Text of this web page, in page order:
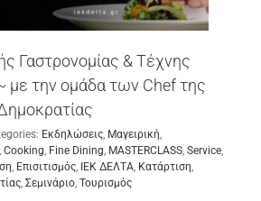
Γαστρονομίας & Τέχνης
με την ομάδα των Chef της
Εκδηλώσεις, Μαγειρική,
, Cooking, Fine Dining, MASTERCLASS, Service,
, Επισιτισμός, ΙΕΚ ΔΕΛΤΑ, Κατάρτιση,
, Σεμινάριο, Τουρισμός